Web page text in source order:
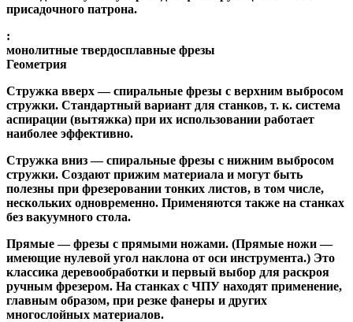
присадочного патрона.
:
монолитные твердосплавные фрезы
Геометрия
Стружка вверх— спиральные фрезы с верхним выбросом
стружки. Стандартный вариант для станков, т. к. система
аспирации (вытяжка) при их использовании работает
наиболее эффективно.
Стружка вниз— спиральные фрезы с нижним выбросом
стружки. Создают прижим материала и могут быть
полезны при фрезеровании тонких листов, в том числе,
нескольких одновременно. Применяются также на станках
без вакуумного стола.
Прямые— фрезы с прямыми ножами. (Прямые ножи —
имеющие нулевой угол наклона от оси инструмента.) Это
классика деревообработки и первый выбор для раскроя
ручным фрезером. На станках с ЧПУ находят применение,
главным образом, при резке фанеры и других
многослойных материалов.